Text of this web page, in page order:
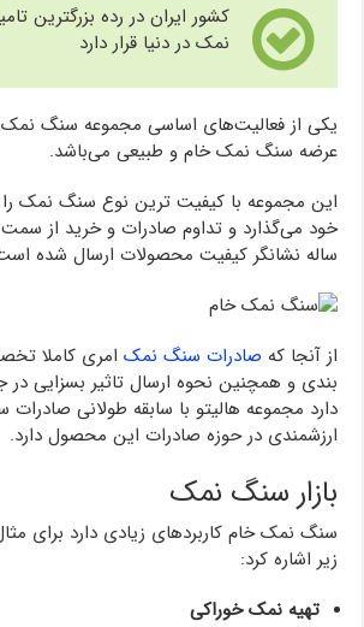
کشور ایران در رده بزرگترین
نمک در دنیا قرار دارد
یکی از فعالیت‌های اساسی مجموعه سنگ نمک
عرضه سنگ نمک خام و طبیعی می‌باشد.
این مجموعه با کیفیت ترین نوع سنگ نمک را
خود می‌گذارد و تداوم صادرات و خرید از
ساله نشانگر کیفیت محصولات ارسال شده
از آنجا که صادرات سنگ نمک امری کاملا
بندی و همچنین نحوه ارسال تاثیر بسزایی
دارد مجموعه هالیتو با سابقه طولانی
ارزشمندی در حوزه صادرات این محصول دارد.
بازار سنگ نمک
سنگ نمک خام کاربردهای زیادی دارد برای
زیر اشاره کرد:
تهیه نمک خوراکی